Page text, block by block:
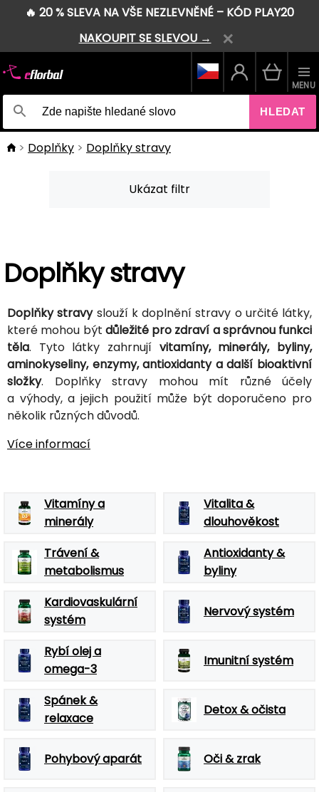
🔥 20 % SLEVA NA VŠE NEZLEVNĚNÉ – KÓD PLAY20
NAKOUPIT SE SLEVOU →
HLEDAT
MENU
Doplňky Doplňky stravy
Ukázat filtr
Doplňky stravy
Doplňky stravyslouží k doplnění stravy o určité látky,
které mohou být důležité pro zdraví a správnou funkci
těla. Tyto látky zahrnují vitamíny, minerály, byliny,
aminokyseliny, enzymy, antioxidanty a další bioaktivní
složky. Doplňky stravy mohou mít různé účely
a výhody, a jejich použití může být doporučeno pro
několik různých důvodů.
Více informací
Vitamíny a
minerály
Vitalita &
dlouhověkost
Trávení &
metabolismus
Antioxidanty &
byliny
Kardiovaskulární
systém
Nervový systém
Rybí olej a
omega-3
Imunitní systém
Spánek &
relaxace
Detox & očista
Pohybový aparát Oči & zrak